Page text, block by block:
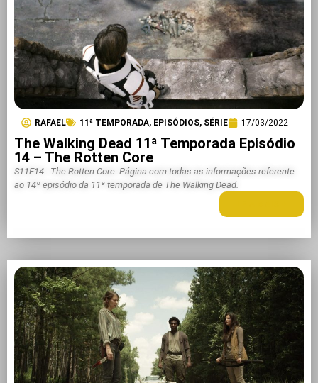
RAFAEL 11ª TEMPORADA, EPISÓDIOS, SÉRIE 17/03/2022
The Walking Dead 11ª Temporada Episódio
14 – The Rotten Core
S11E14 - The Rotten Core: Página com todas as informações referente
ao 14º episódio da 11ª temporada de The Walking Dead.